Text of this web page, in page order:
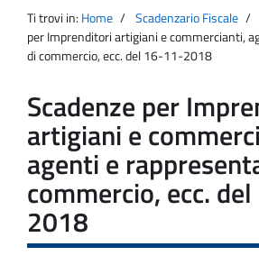
Agenzia
Entrate
principale
Ti trovi in: Home Scadenzario Fiscale
per Imprenditori artigiani e commercianti,
di commercio, ecc. del 16-11-2018
Scadenze per
artigiani e
agenti e
commercio, ecc.
2018